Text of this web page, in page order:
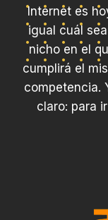
Internet es
igual cuál
nicho en el
cumplirá el
competencia.
claro: para